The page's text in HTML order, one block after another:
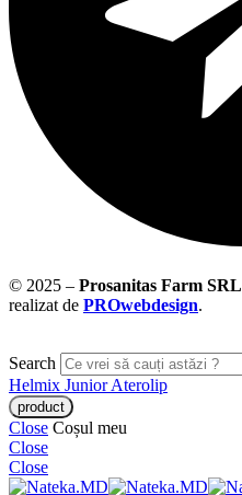
© 2025 – Prosanitas Farm SRL
realizat de PROwebdesign.
Search
Helmix JuniorAterolip
Close Coșul meu
Close
Close